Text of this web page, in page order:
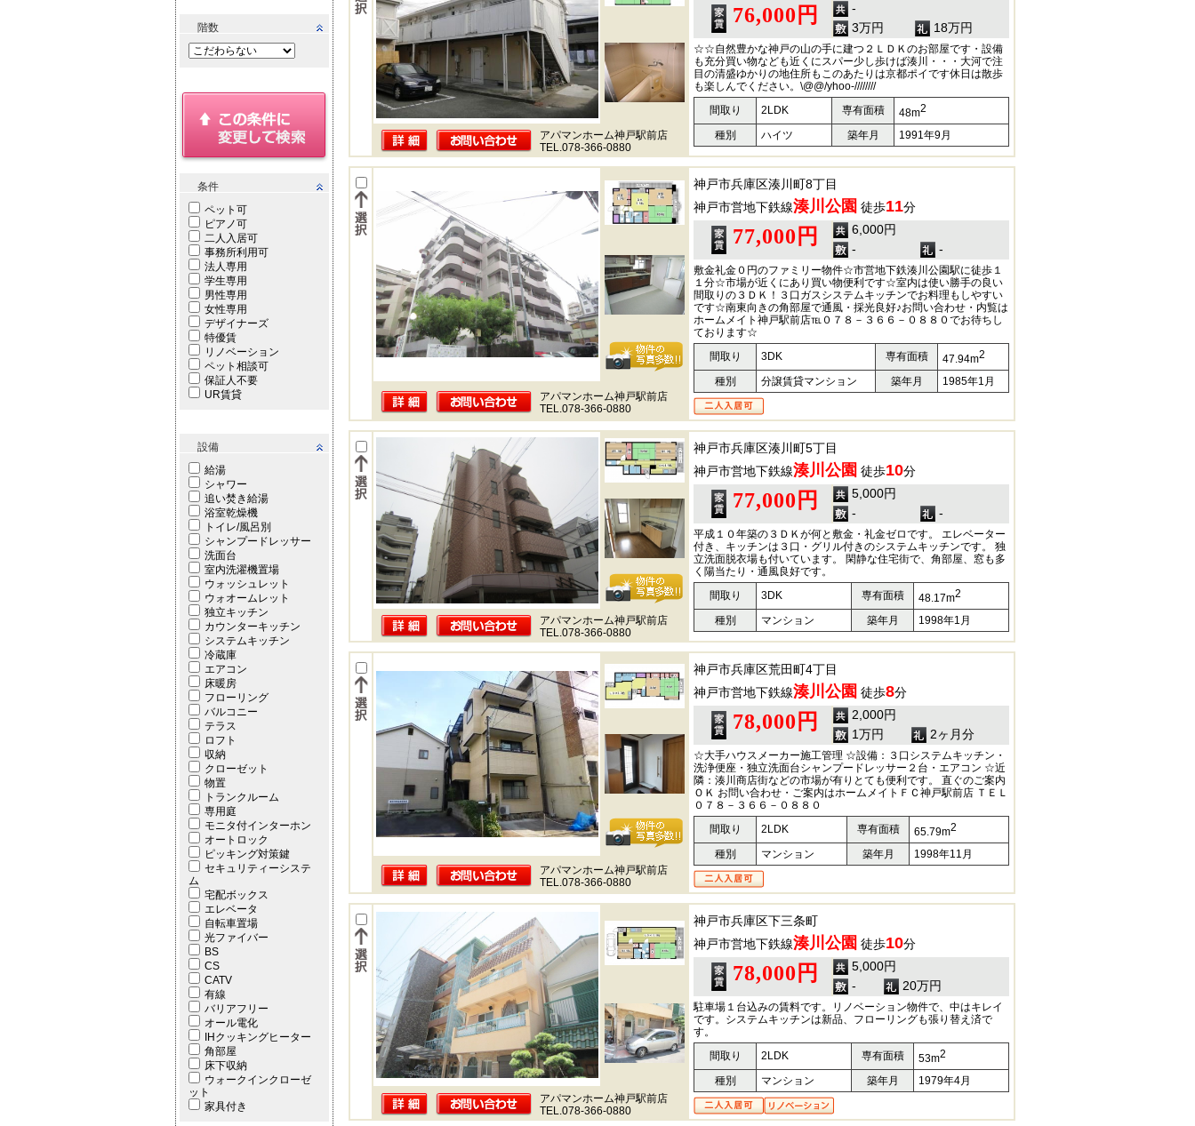
階数
条件
ペット可
ピアノ可
二人入居可
事務所利用可
法人専用
学生専用
男性専用
女性専用
デザイナーズ
特優賃
リノベーション
ペット相談可
保証人不要
UR賃貸
設備
給湯
シャワー
追い焚き給湯
浴室乾燥機
トイレ/風呂別
シャンプードレッサー
洗面台
室内洗濯機置場
ウォッシュレット
ウォオームレット
独立キッチン
カウンターキッチン
システムキッチン
冷蔵庫
エアコン
床暖房
フローリング
バルコニー
テラス
ロフト
収納
クローゼット
物置
トランクルーム
専用庭
モニタ付インターホン
オートロック
ピッキング対策鍵
セキュリティーシステ
ム
宅配ボックス
エレベータ
自転車置場
光ファイバー
BS
CS
CATV
有線
バリアフリー
オール電化
IHクッキングヒーター
角部屋
床下収納
ウォークインクローゼ
ット
家具付き
76,000円
-
3万円
18万円
☆☆自然豊かな神戸の山の手に建つ２ＬＤＫのお部屋です・設備
も充分買い物なども近くにスパー少し歩けば湊川・・・大河で注
目の清盛ゆかりの地住所もこのあたりは京都ポイです休日は散歩
も楽しんでください。\@@/yhoo-////////
間取り
2LDK 専有面積 48m2
種別 ハイツ 築年月 1991年9月
アパマンホーム神戸駅前店
TEL.078-366-0880
神戸市兵庫区湊川町8丁目
神戸市営地下鉄線湊川公園 徒歩11分
77,000円
6,000円
-
-
敷金礼金０円のファミリー物件☆市営地下鉄湊川公園駅に徒歩１
１分☆市場が近くにあり買い物便利です☆室内は使い勝手の良い
間取りの３ＤＫ！３口ガスシステムキッチンでお料理もしやすい
です☆南東向きの角部屋で通風・採光良好♪お問い合わせ・内覧は
ホームメイト神戸駅前店℡０７８－３６６－０８８０でお待ちし
ております☆
間取り
3DK 専有面積 47.94m2
種別 分譲賃貸マンション 築年月
1985年1月
アパマンホーム神戸駅前店
TEL.078-366-0880
神戸市兵庫区湊川町5丁目
神戸市営地下鉄線湊川公園 徒歩10分
77,000円
5,000円
-
-
平成１０年築の３ＤＫが何と敷金・礼金ゼロです。 エレベーター
付き、キッチンは３口・グリル付きのシステムキッチンです。 独
立洗面脱衣場も付いています。 閑静な住宅街で、角部屋、窓も多
く陽当たり・通風良好です。
間取り
3DK 専有面積 48.17m2
種別 マンション 築年月 1998年1月
アパマンホーム神戸駅前店
TEL.078-366-0880
神戸市兵庫区荒田町4丁目
神戸市営地下鉄線湊川公園 徒歩8分
78,000円
2,000円
1万円
2ヶ月分
☆大手ハウスメーカー施工管理 ☆設備：３口システムキッチン・
洗浄便座・独立洗面台シャンプードレッサー２台・エアコン ☆近
隣：湊川商店街などの市場が有りとても便利です。 直ぐのご案内
ＯＫ お問い合わせ・ご案内はホームメイトＦＣ神戸駅前店 ＴＥＬ
０７８－３６６－０８８０
間取り
2LDK 専有面積 65.79m2
種別 マンション 築年月
1998年11月
アパマンホーム神戸駅前店
TEL.078-366-0880
神戸市兵庫区下三条町
神戸市営地下鉄線湊川公園 徒歩10分
78,000円
5,000円
-
20万円
駐車場１台込みの賃料です。リノベーション物件で、中はキレイ
です。システムキッチンは新品、フローリングも張り替え済で
す。
間取り
2LDK 専有面積 53m2
種別 マンション 築年月
1979年4月
アパマンホーム神戸駅前店
TEL.078-366-0880